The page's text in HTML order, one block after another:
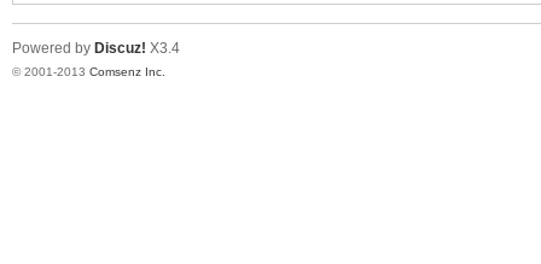
Powered by Discuz! X3.4
© 2001-2013 Comsenz Inc.